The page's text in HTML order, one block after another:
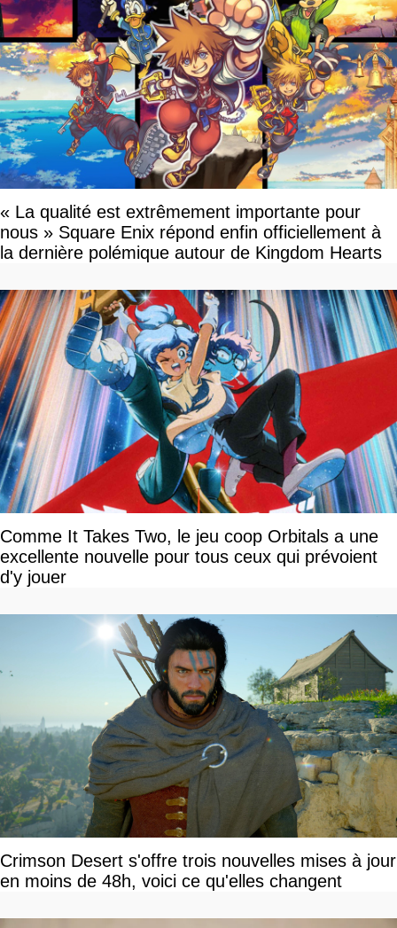
« La qualité est extrêmement importante pour
nous » Square Enix répond enfin officiellement à
la dernière polémique autour de Kingdom Hearts
Comme It Takes Two, le jeu coop Orbitals a une
excellente nouvelle pour tous ceux qui prévoient
d'y jouer
Crimson Desert s'offre trois nouvelles mises à jour
en moins de 48h, voici ce qu'elles changent